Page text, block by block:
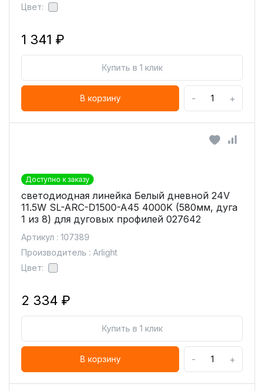
Цвет:
1 341 ₽
Купить в 1 клик
В корзину - +
Доступно к заказу
светодиодная линейка Белый дневной 24V
11.5W SL-ARC-D1500-A45 4000K (580мм, дуга
1 из 8) для дуговых профилей 027642
Артикул : 107389
Производитель : Arlight
Цвет:
2 334 ₽
Купить в 1 клик
В корзину - +